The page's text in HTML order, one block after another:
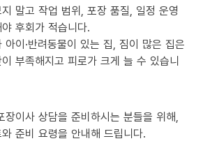
말고 작업 범위, 포장 품질, 일정 운영
후회가 적습니다.
이·반려동물이 있는 집, 짐이 많은 집은
부족해지고 피로가 크게 늘 수 있습니
장이사 상담을 준비하시는 분들을 위해,
준비 요령을 안내해 드립니다.